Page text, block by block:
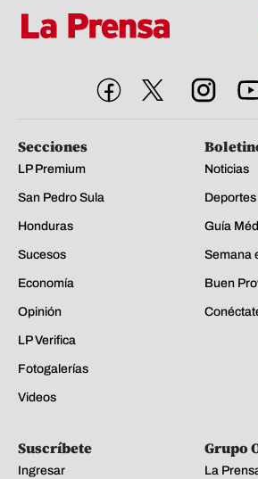
Secciones
LP Premium
San Pedro Sula
Honduras
Sucesos
Economía
Opinión
LP Verifica
Fotogalerías
Videos
Noticias
Deportes
Guía
Semana
Buen
Suscríbete
Ingresar
Grupo
La